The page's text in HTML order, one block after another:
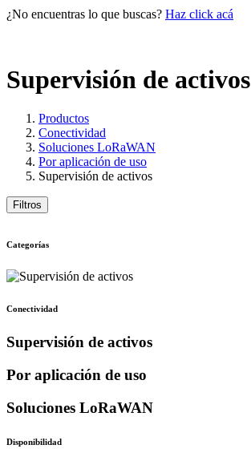
¿No encuentras lo que buscas? Haz click acá
Supervisión de activos
Productos
Conectividad
Soluciones LoRaWAN
Por aplicación de uso
Supervisión de activos
Filtros
Categorías
Conectividad
Supervisión de activos
Por aplicación de uso
Soluciones LoRaWAN
Disponibilidad